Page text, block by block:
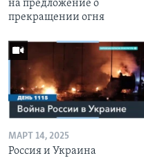
на предложение о
прекращении огня
МАРТ 14, 2025
Россия и Украина